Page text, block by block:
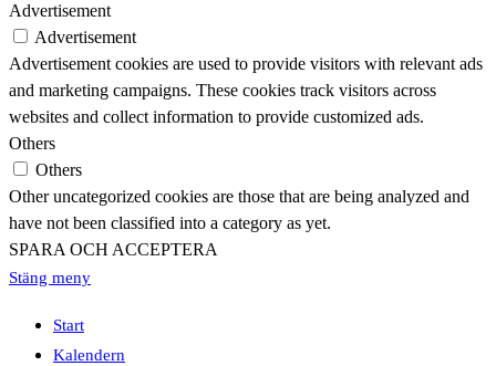
Advertisement
Advertisement
Advertisement cookies are used to provide visitors with relevant ads
and marketing campaigns. These cookies track visitors across
websites and collect information to provide customized ads.
Others
Others
Other uncategorized cookies are those that are being analyzed and
have not been classified into a category as yet.
SPARA OCH ACCEPTERA
Stäng meny
Start
Kalendern